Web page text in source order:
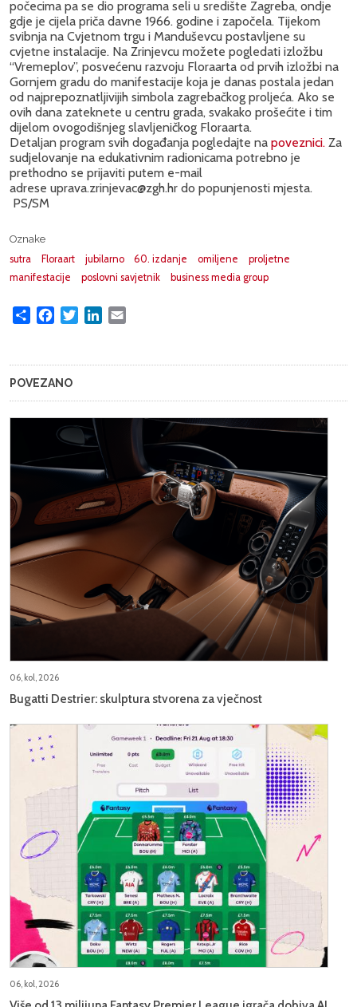
počecima pa se dio programa seli u središte Zagreba, ondje
gdje je cijela priča davne 1966. godine i započela. Tijekom
svibnja na Cvjetnom trgu i Manduševcu postavljene su
cvjetne instalacije. Na Zrinjevcu možete pogledati izložbu
“Vremeplov”, posvećenu razvoju Floraarta od prvih izložbi na
Gornjem gradu do manifestacije koja je danas postala jedan
od najprepoznatljivijih simbola zagrebačkog proljeća. Ako se
ovih dana zateknete u centru grada, svakako prošećite i tim
dijelom ovogodišnjeg slavljeničkog Floraarta.
Detaljan program svih događanja pogledajte na poveznici. Za
sudjelovanje na edukativnim radionicama potrebno je
prethodno se prijaviti putem e-mail
adrese uprava.zrinjevac@zgh.hr do popunjenosti mjesta.
PS/SM
Oznake
sutra
Floraart jubilarno 60. izdanje omiljene
proljetne
manifestacije
poslovni savjetnik business media group
Share FacebookTwitterLinkedIn
POVEZANO
06, kol, 2026
Bugatti Destrier: skulptura stvorena za vječnost
06, kol, 2026